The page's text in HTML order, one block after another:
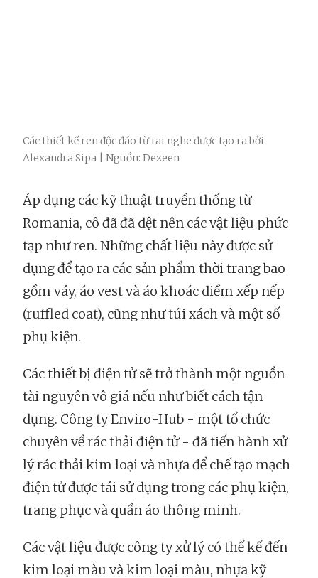
Các thiết kế ren độc đáo từ tai nghe được tạo ra bởi
Alexandra Sipa | Nguồn: Dezeen
Áp dụng các kỹ thuật truyền thống từ
Romania, cô đã đã dệt nên các vật liệu phức
tạp như ren. Những chất liệu này được sử
dụng để tạo ra các sản phẩm thời trang bao
gồm váy, áo vest và áo khoác diềm xếp nếp
(ruffled coat), cũng như túi xách và một số
phụ kiện.
Các thiết bị điện tử sẽ trở thành một nguồn
tài nguyên vô giá nếu như biết cách tận
dụng. Công ty Enviro-Hub - một tổ chức
chuyên về rác thải điện tử - đã tiến hành xử
lý rác thải kim loại và nhựa để chế tạo mạch
điện tử được tái sử dụng trong các phụ kiện,
trang phục và quần áo thông minh.
Các vật liệu được công ty xử lý có thể kể đến
kim loại màu và kim loại màu, nhựa kỹ